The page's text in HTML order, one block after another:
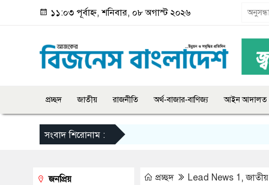
১১:০৩ পূর্বাহ্ন, শনিবার, ০৮ অগাস্ট ২০২৬
প্রচ্ছদ জাতীয় রাজনীতি অর্থ-বাজার-বাণিজ্য আইন আদালত
সংবাদ শিরোনাম :
প্রচ্ছদ Lead News 1 ,জাতীয়
জনপ্রিয়